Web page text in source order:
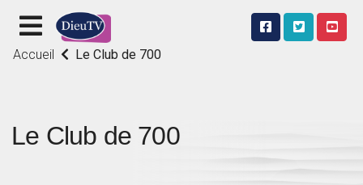
Accueil Le Club de 700
Le Club de 700